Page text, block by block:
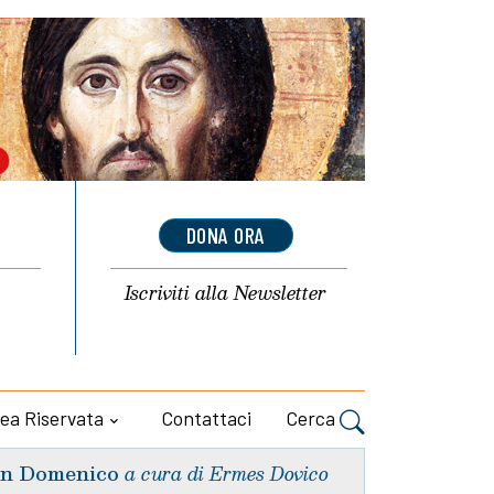
DONA ORA
Iscriviti allaNewsletter
Riservata Contattaci Cerca
Domenico a cura di Ermes Dovico